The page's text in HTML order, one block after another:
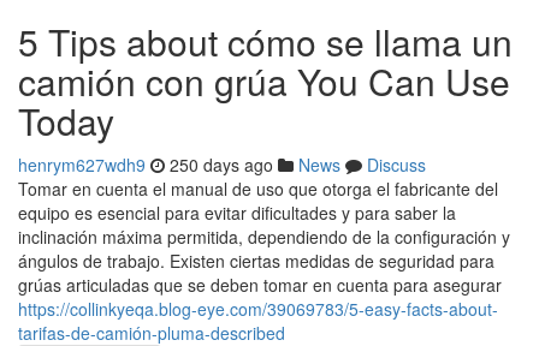
5 Tips about cómo se llama un
camión con grúa You Can Use
Today
henrym627wdh9 250 days ago News
Discuss
Tomar en cuenta el manual de uso que otorga el fabricante del
equipo es esencial para evitar dificultades y para saber la
inclinación máxima permitida, dependiendo de la configuración y
ángulos de trabajo. Existen ciertas medidas de seguridad para
grúas articuladas que se deben tomar en cuenta para asegurar
https://collinkyeqa.blog-eye.com/39069783/5-easy-facts-about-
tarifas-de-camión-pluma-described